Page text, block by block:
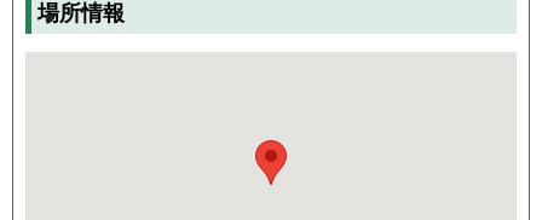
場所情報